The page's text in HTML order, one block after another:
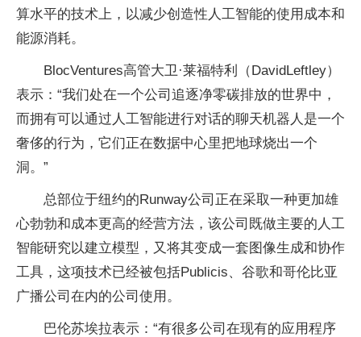
算水平的技术上，以减少创造性人工智能的使用成本和
能源消耗。
BlocVentures高管大卫·莱福特利（DavidLeftley）
表示：“我们处在一个公司追逐净零碳排放的世界中，
而拥有可以通过人工智能进行对话的聊天机器人是一个
奢侈的行为，它们正在数据中心里把地球烧出一个
洞。”
总部位于纽约的Runway公司正在采取一种更加雄
心勃勃和成本更高的经营方法，该公司既做主要的人工
智能研究以建立模型，又将其变成一套图像生成和协作
工具，这项技术已经被包括Publicis、谷歌和哥伦比亚
广播公司在内的公司使用。
巴伦苏埃拉表示：“有很多公司在现有的应用程序